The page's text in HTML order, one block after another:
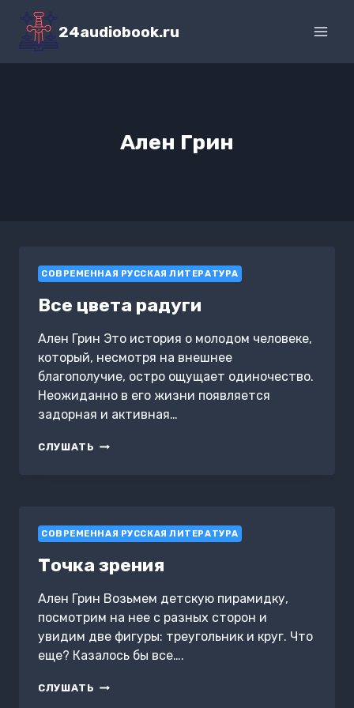
Перейти
содержимому
24audiobook.ru
Ален Грин
СОВРЕМЕННАЯ РУССКАЯ ЛИТЕРАТУРА
Все цвета радуги
Ален Грин Это история о молодом человеке,
который, несмотря на внешнее
благополучие, остро ощущает одиночество.
Неожиданно в его жизни появляется
задорная и активная…
СЛУШАТЬ ВСЕ
СОВРЕМЕННАЯ РУССКАЯ ЛИТЕРАТУРА
Точка зрения
Ален Грин Возьмем детскую пирамидку,
посмотрим на нее с разных сторон и
увидим две фигуры: треугольник и круг. Что
еще? Казалось бы все….
СЛУШАТЬ ТОЧКА